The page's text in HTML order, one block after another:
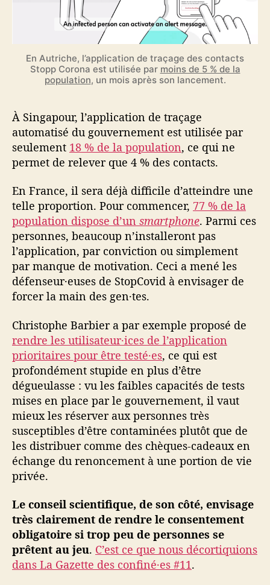
En Autriche, l’application de traçage des contacts
Stopp Corona est utilisée par moins de 5 % de la
population, un mois après son lancement.
À Singapour, l’application de traçage
automatisé du gouvernement est utilisée par
seulement 18 % de la population, ce qui ne
permet de relever que 4 % des contacts.
En France, il sera déjà difficile d’atteindre une
telle proportion. Pour commencer, 77 % de la
population dispose d’un smartphone. Parmi ces
personnes, beaucoup n’installeront pas
l’application, par conviction ou simplement
par manque de motivation. Ceci a mené les
défenseur·euses de StopCovid à envisager de
forcer la main des gen·tes.
Christophe Barbier a par exemple proposé de
rendre les utilisateur·ices de l’application
prioritaires pour être testé·es, ce qui est
profondément stupide en plus d’être
dégueulasse : vu les faibles capacités de tests
mises en place par le gouvernement, il vaut
mieux les réserver aux personnes très
susceptibles d’être contaminées plutôt que de
les distribuer comme des chèques-cadeaux en
échange du renoncement à une portion de vie
privée.
Le conseil scientifique, de son côté, envisage
très clairement de rendre le consentement
obligatoire si trop peu de personnes se
prêtent au jeu. C’est ce que nous décortiquions
dans La Gazette des confiné·es #11.